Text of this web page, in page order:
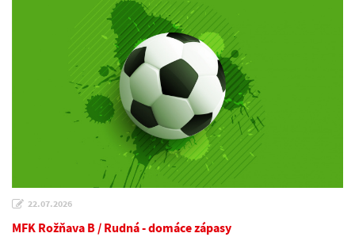
22.07.2026
MFK Rožňava B / Rudná - domáce zápasy